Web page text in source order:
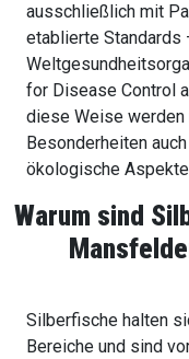
ausschließlich mit
etablierte Standards
for Disease Control
diese Weise werden
Besonderheiten
ökologische
Warum sind
Silberfische halten
Bereiche und sind